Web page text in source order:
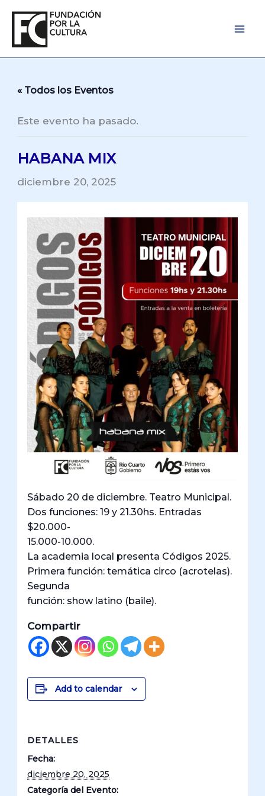
contenido
« Todos los Eventos
Este evento ha pasado.
HABANA MIX
diciembre 20, 2025
Sábado 20 de diciembre. Teatro Municipal.
Dos funciones: 19 y 21.30hs. Entradas
$20.000-
15.000-10.000.
La academia local presenta Códigos 2025.
Primera función: temática circo (acrotelas).
Segunda
función: show latino (baile).
Compartir
Add to calendar
DETALLES
Fecha:
diciembre 20, 2025
Categoría del Evento: